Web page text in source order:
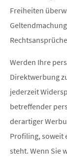
Freiheiten
Werden Ihre
Direktwerbung
jederzeit
betreffender
derartiger
Profiling, soweit
steht. Wenn Sie